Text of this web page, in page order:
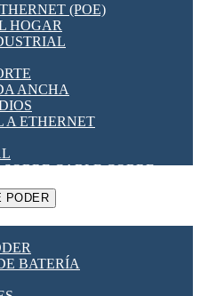
[VDF]
SSR
CABLE
(POE)
HOGAR
ANCHA
A ETHERNET
CABLE COBRE
PODER
BATERÍA